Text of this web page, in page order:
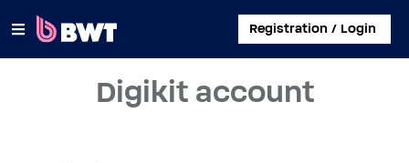
Registration / Login
×
CONNECT TODigikit account